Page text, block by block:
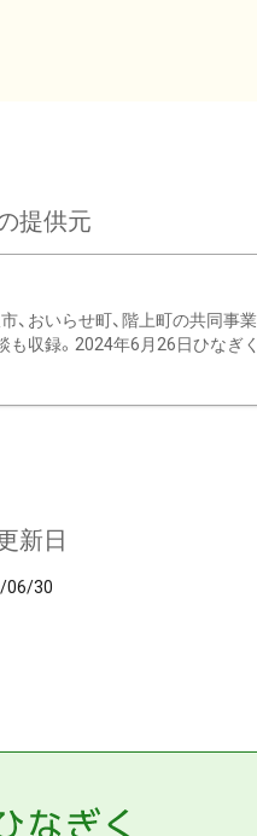
提供元
、おいらせ町、階上町の共同事
も収録。2024年6月26日ひなぎ
新日
06/30